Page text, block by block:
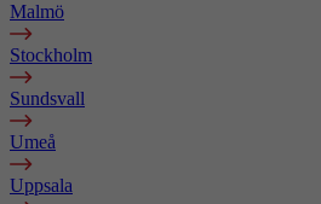
Malmö
Stockholm
Sundsvall
Umeå
Uppsala